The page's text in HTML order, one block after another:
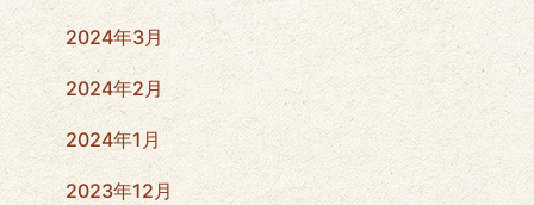
2024年3月
2024年2月
2024年1月
2023年12月